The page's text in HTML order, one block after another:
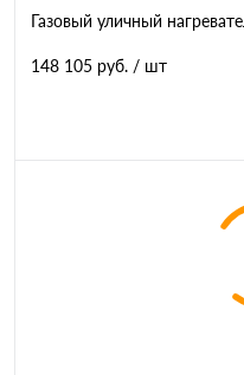
Газовый уличный
148 105 руб. / шт